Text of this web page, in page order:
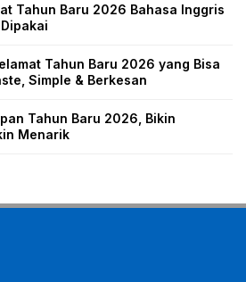
Tahun Baru 2026 Bahasa Inggris
Tahun Baru 2026 yang Bisa
Simple & Berkesan
Tahun Baru 2026, Bikin
Menarik